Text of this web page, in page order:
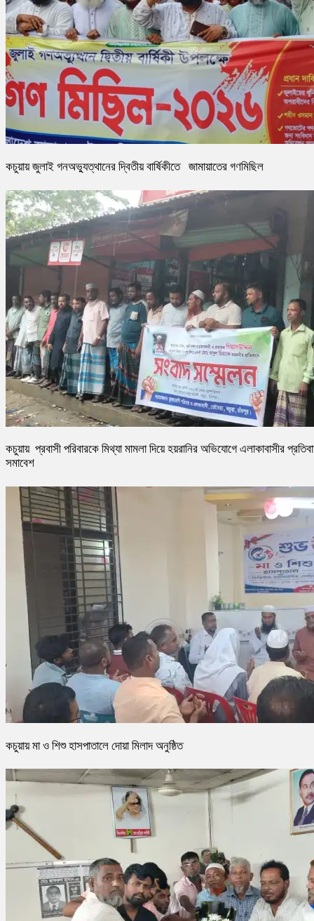
কচুয়ায় জুলাই গনঅভ্যুত্থানের দ্বিতীয় বার্ষিকীতে জামায়াতের গণমিছিল
কচুয়ায় প্রবাসী পরিবারকে মিথ্যা মামলা দিয়ে হয়রানির অভিযোগে এলাকাবাসীর
সমাবেশ
কচুয়ায় মা ও শিশু হাসপাতালে দোয়া মিলাদ অনুষ্ঠিত